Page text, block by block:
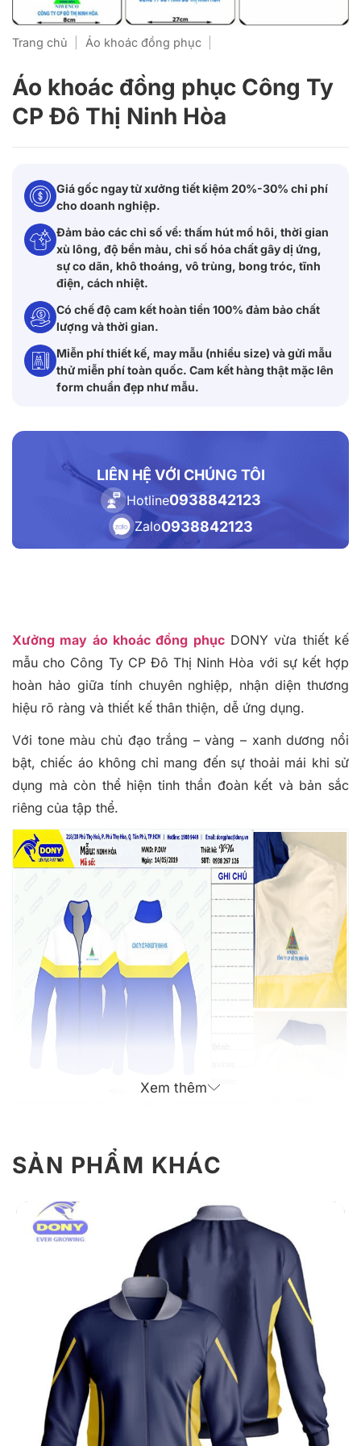
Trang chủ Áo khoác đồng phục
Áo khoác đồng phục Công Ty
CP Đô Thị Ninh Hòa
Giá gốc ngay từ xưởng tiết kiệm 20%-30% chi phí
cho doanh nghiệp.
Đảm bảo các chỉ số về: thấm hút mồ hôi, thời gian
xù lông, độ bền màu, chỉ số hóa chất gây dị ứng,
sự co dãn, khô thoáng, vô trùng, bong tróc, tĩnh
điện, cách nhiệt.
Có chế độ cam kết hoàn tiền 100% đảm bảo chất
lượng và thời gian.
Miễn phí thiết kế, may mẫu (nhiều size) và gửi mẫu
thử miễn phí toàn quốc. Cam kết hàng thật mặc lên
form chuẩn đẹp như mẫu.
LIÊN HỆ VỚI CHÚNG TÔI
Hotline0938842123
Zalo0938842123
Xưởng may áo khoác đồng phụcDONY vừa thiết kế
mẫu cho Công Ty CP Đô Thị Ninh Hòa với sự kết hợp
hoàn hảo giữa tính chuyên nghiệp, nhận diện thương
hiệu rõ ràng và thiết kế thân thiện, dễ ứng dụng.
Với tone màu chủ đạo trắng – vàng – xanh dương nổi
bật, chiếc áo không chỉ mang đến sự thoải mái khi sử
dụng mà còn thể hiện tinh thần đoàn kết và bản sắc
riêng của tập thể.
Giới Thiệu Về Áo Khoác Đồng Phục
Công Ty CP Đô Thị Ninh Hòa
Lấy cảm hứng từ màu sắc thương hiệu và phong cách
phục vụ cộng đồng, mẫu áo khoác mang đến cảm giác
chỉn chu, phù hợp trong cả môi trường làm việc nội bộ
Xem thêm
SẢN PHẨM KHÁC